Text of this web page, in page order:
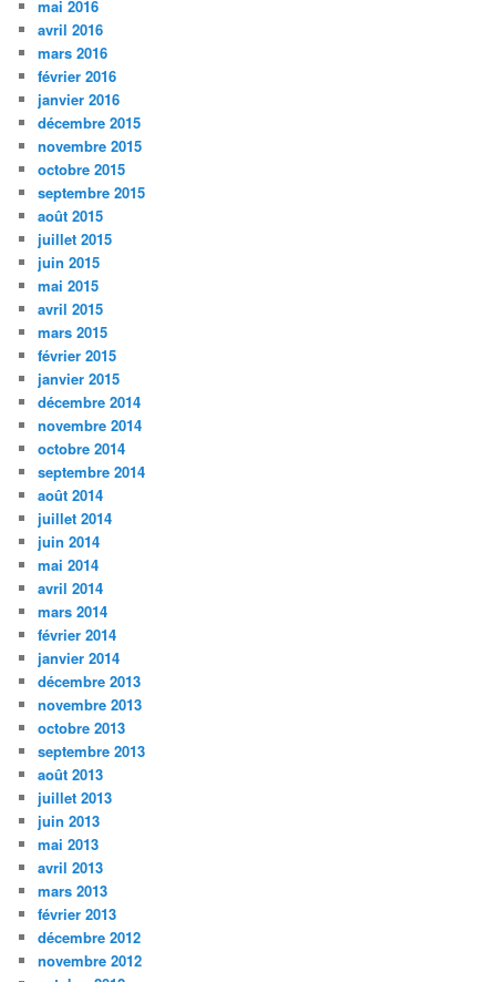
mai 2016
avril 2016
mars 2016
février 2016
janvier 2016
décembre 2015
novembre 2015
octobre 2015
septembre 2015
août 2015
juillet 2015
juin 2015
mai 2015
avril 2015
mars 2015
février 2015
janvier 2015
décembre 2014
novembre 2014
octobre 2014
septembre 2014
août 2014
juillet 2014
juin 2014
mai 2014
avril 2014
mars 2014
février 2014
janvier 2014
décembre 2013
novembre 2013
octobre 2013
septembre 2013
août 2013
juillet 2013
juin 2013
mai 2013
avril 2013
mars 2013
février 2013
décembre 2012
novembre 2012